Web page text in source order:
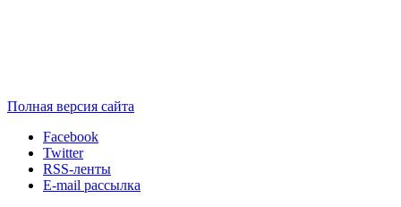
Полная версия сайта
Facebook
Twitter
RSS-ленты
E-mail рассылка